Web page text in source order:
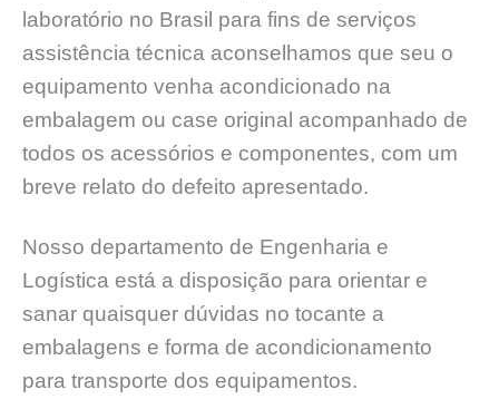
laboratório no Brasil para fins de serviços
assistência técnica aconselhamos que seu o
equipamento venha acondicionado na
embalagem ou case original acompanhado de
todos os acessórios e componentes, com um
breve relato do defeito apresentado.
Nosso departamento de Engenharia e
Logística está a disposição para orientar e
sanar quaisquer dúvidas no tocante a
embalagens e forma de acondicionamento
para transporte dos equipamentos.